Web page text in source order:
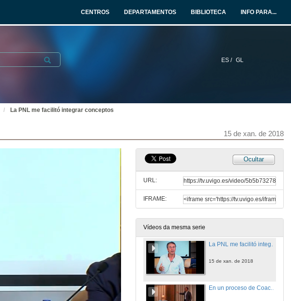
CENTROS DEPARTAMENTOS BIBLIOTECA INFO PARA...
ES / GL
Submit
La PNL me facilitó integrar conceptos
15 de xan. de 2018
Ocultar
URL:
IFRAME:
Vídeos da mesma serie
PNL. Resolución de conflictos / Posiciones perceptivas.
15 de xan. de 2018
PNL / Disociación
Objetivos. Coaching / PNL
15 de xan. de 2018
La PNL me facilitó integrar conceptos
15 de xan. de 2018